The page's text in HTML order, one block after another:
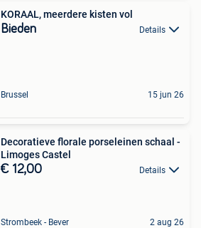
KORAAL, meerdere kisten vol
Bieden Details
Brussel 15 jun 26
Decoratieve florale porseleinen schaal -
Limoges Castel
€ 12,00 Details
Strombeek - Bever 2 aug 26